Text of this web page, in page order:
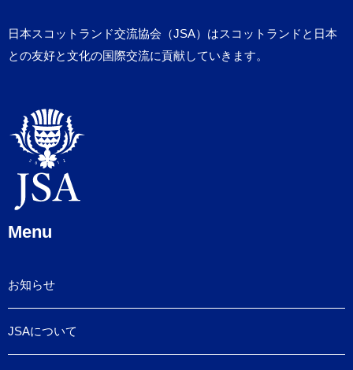
日本スコットランド交流協会（JSA）はスコットランドと日本
との友好と文化の国際交流に貢献していきます。
Menu
お知らせ
JSAについて